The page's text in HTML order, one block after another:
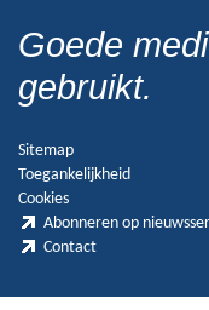
Goede
gebruikt.
Sitemap
Toegankelijkheid
Cookies
Abonneren op
Contact